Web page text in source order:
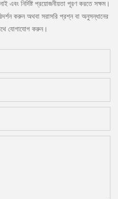
এবং নির্দিষ্ট প্রয়োজনীয়তা পূরণ করতে সক্ষম।
করুন অথবা সরাসরি প্রশ্ন বা অনুসন্ধানের
যোগাযোগ করুন।